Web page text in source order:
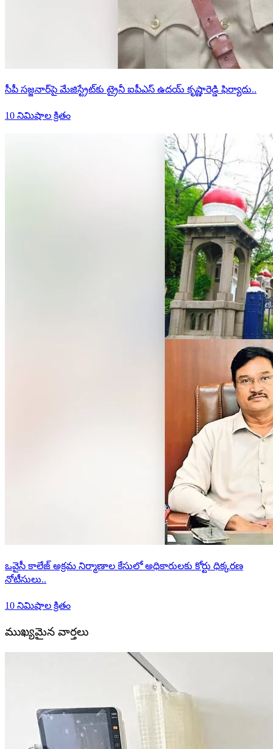
సీపీ సజ్జనార్‌పై మేజిస్ట్రేట్‌కు ట్రైనీ ఐపీఎస్ ఉదయ్ కృష్ణారెడ్డి ఫిర్యాదు..
10 నిమిషాల క్రితం
ఒవైసీ కాలేజ్ అక్రమ నిర్మాణాల కేసులో అధికారులకు కోర్టు ధిక్కరణ
నోటీసులు..
10 నిమిషాల క్రితం
ముఖ్యమైన వార్తలు